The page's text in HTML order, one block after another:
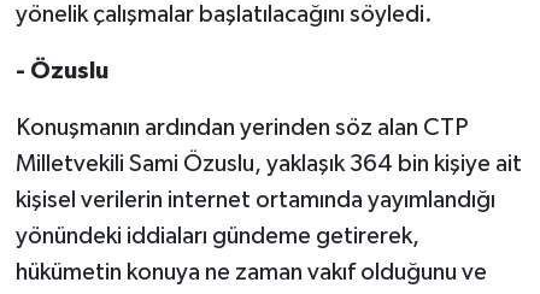
yönelik çalışmalar başlatılacağını söyledi.
- Özuslu
Konuşmanın ardından yerinden söz alan CTP
Milletvekili Sami Özuslu, yaklaşık 364 bin kişiye ait
kişisel verilerin internet ortamında yayımlandığı
yönündeki iddiaları gündeme getirerek,
hükümetin konuya ne zaman vakıf olduğunu ve